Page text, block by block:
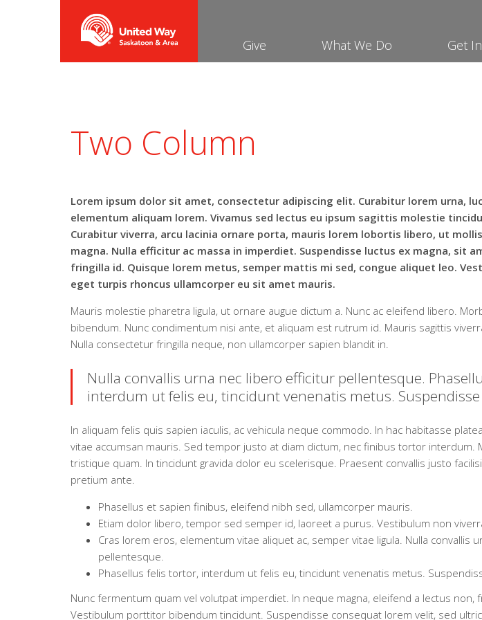
Give What We Do Get
Two Column
Lorem ipsum dolor sit amet, consectetur adipiscing elit. Curabitur lorem urna,
elementum aliquam lorem. Vivamus sed lectus eu ipsum sagittis molestie
Curabitur viverra, arcu lacinia ornare porta, mauris lorem lobortis libero, ut
magna. Nulla efficitur ac massa in imperdiet. Suspendisse luctus ex magna, sit
fringilla id. Quisque lorem metus, semper mattis mi sed, congue aliquet leo.
eget turpis rhoncus ullamcorper eu sit amet mauris.
Mauris molestie pharetra ligula, ut ornare augue dictum a. Nunc ac eleifend libero.
bibendum. Nunc condimentum nisi ante, et aliquam est rutrum id. Mauris sagittis
Nulla consectetur fringilla neque, non ullamcorper sapien blandit in.
Nulla convallis urna nec libero efficitur pellentesque.
interdum ut felis eu, tincidunt venenatis metus.
In aliquam felis quis sapien iaculis, ac vehicula neque commodo. In hac habitasse
vitae accumsan mauris. Sed tempor justo at diam dictum, nec finibus tortor interdum.
tristique quam. In tincidunt gravida dolor eu scelerisque. Praesent convallis justo
pretium ante.
Phasellus et sapien finibus, eleifend nibh sed, ullamcorper mauris.
Etiam dolor libero, tempor sed semper id, laoreet a purus. Vestibulum non
Cras lorem eros, elementum vitae aliquet ac, semper vitae ligula. Nulla convallis
pellentesque.
Phasellus felis tortor, interdum ut felis eu, tincidunt venenatis metus.
Nunc fermentum quam vel volutpat imperdiet. In neque magna, eleifend a lectus non,
Vestibulum porttitor bibendum tincidunt. Suspendisse consequat lorem velit, sed